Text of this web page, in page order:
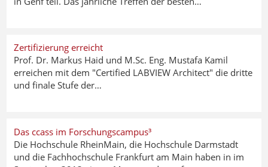
Zertifizierung erreicht
Prof. Dr. Markus Haid und M.Sc. Eng. Mustafa Kamil
erreichen mit dem "Certified LABVIEW Architect" die dritte
und finale Stufe der…
Das ccass im Forschungscampus³
Die Hochschule RheinMain, die Hochschule Darmstadt
und die Fachhochschule Frankfurt am Main haben in im